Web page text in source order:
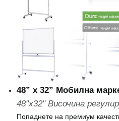
48” x 32” Мобилна
48"x32" Височина
Попаднете на премиум